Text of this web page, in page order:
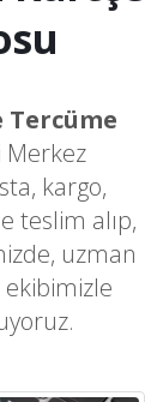
Merkez
kargo,
teslim alıp,
uzman